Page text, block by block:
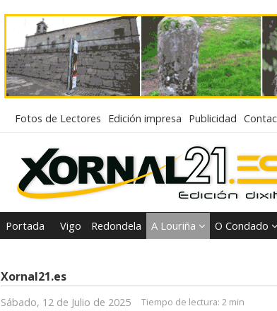
Fotos de Lectores Edición impresa Publicidad
Portada Vigo Redondela A Louriña O Condado
Xornal21.es
Sábado, 12 de Julio de 2025 Tiempo de lectura: 2 min